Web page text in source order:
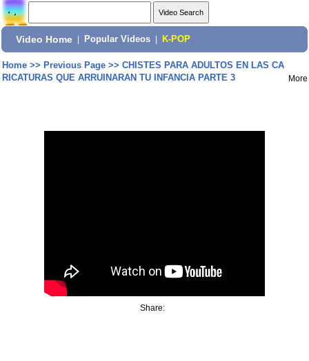
Video Home Popular Videos K-POP
Home>> Previous Page>> CHISTES PARA ADULTOS EN LAS CA
RICATURAS QUE ARRUINARAN TU INFANCIA PARTE 3
More
Share: